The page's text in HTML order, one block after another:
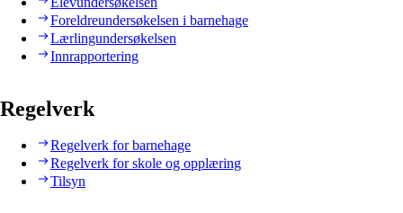
Foreldreundersøkelsen i barnehage
Lærlingundersøkelsen
Innrapportering
Regelverk
Regelverk for barnehage
Regelverk for skole og opplæring
Tilsyn